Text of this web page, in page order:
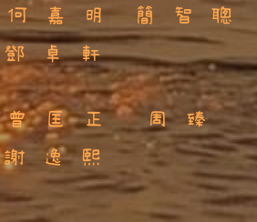
鄧 卓 軒
謝 逸 熙